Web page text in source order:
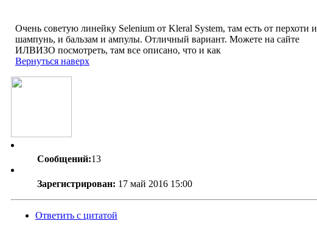
Очень советую линейку Selenium от Kleral System, там есть от перхоти и
шампунь, и бальзам и ампулы. Отличный вариант. Можете на сайте
ИЛВИЗО посмотреть, там все описано, что и как
Вернуться наверх
Сообщений:13
Зарегистрирован: 17 май 2016 15:00
Ответить с цитатой